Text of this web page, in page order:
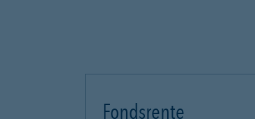
Fondsrente